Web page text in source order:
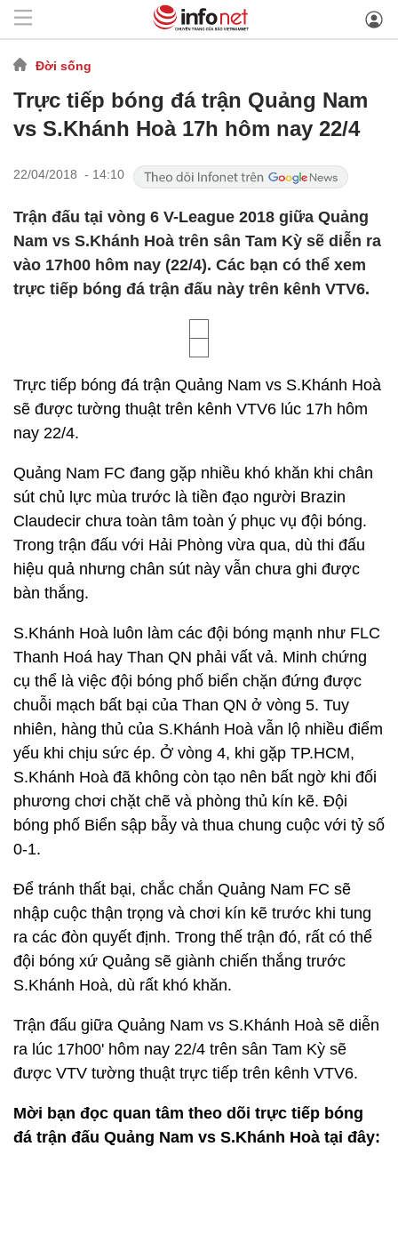
Đời sống
Trực tiếp bóng đá trận Quảng Nam
vs S.Khánh Hoà 17h hôm nay 22/4
22/04/2018 - 14:10
Trận đấu tại vòng 6 V-League 2018 giữa Quảng
Nam vs S.Khánh Hoà trên sân Tam Kỳ sẽ diễn ra
vào 17h00 hôm nay (22/4). Các bạn có thể xem
trực tiếp bóng đá trận đấu này trên kênh VTV6.
Trực tiếp bóng đá trận Quảng Nam vs S.Khánh Hoà
sẽ được tường thuật trên kênh VTV6 lúc 17h hôm
nay 22/4.
Quảng Nam FC đang gặp nhiều khó khăn khi chân
sút chủ lực mùa trước là tiền đạo người Brazin
Claudecir chưa toàn tâm toàn ý phục vụ đội bóng.
Trong trận đấu với Hải Phòng vừa qua, dù thi đấu
hiệu quả nhưng chân sút này vẫn chưa ghi được
bàn thắng.
S.Khánh Hoà luôn làm các đội bóng mạnh như FLC
Thanh Hoá hay Than QN phải vất vả. Minh chứng
cụ thể là việc đội bóng phố biển chặn đứng được
chuỗi mạch bất bại của Than QN ở vòng 5. Tuy
nhiên, hàng thủ của S.Khánh Hoà vẫn lộ nhiều điểm
yếu khi chịu sức ép. Ở vòng 4, khi gặp TP.HCM,
S.Khánh Hoà đã không còn tạo nên bất ngờ khi đối
phương chơi chặt chẽ và phòng thủ kín kẽ. Đội
bóng phố Biển sập bẫy và thua chung cuộc với tỷ số
0-1.
Để tránh thất bại, chắc chắn Quảng Nam FC sẽ
nhập cuộc thận trọng và chơi kín kẽ trước khi tung
ra các đòn quyết định. Trong thế trận đó, rất có thể
đội bóng xứ Quảng sẽ giành chiến thắng trước
S.Khánh Hoà, dù rất khó khăn.
Trận đấu giữa Quảng Nam vs S.Khánh Hoà sẽ diễn
ra lúc 17h00' hôm nay 22/4 trên sân Tam Kỳ sẽ
được VTV tường thuật trực tiếp trên kênh VTV6.
Mời bạn đọc quan tâm theo dõi trực tiếp bóng
đá trận đấu Quảng Nam vs S.Khánh Hoà tại đây: